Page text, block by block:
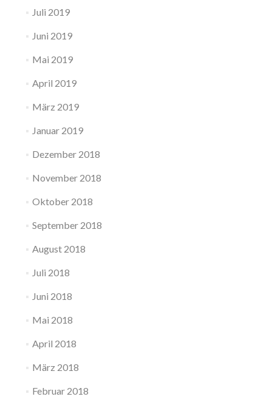
Juli 2019
Juni 2019
Mai 2019
April 2019
März 2019
Januar 2019
Dezember 2018
November 2018
Oktober 2018
September 2018
August 2018
Juli 2018
Juni 2018
Mai 2018
April 2018
März 2018
Februar 2018